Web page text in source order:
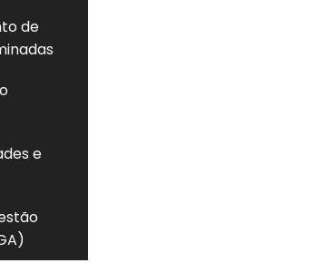
de
e
muitos casos, a atividade depende de
de laudo técnico e justificativa
e responsabilidades administrativas, além
controle de impactos e respeito às
para remoção de
dispondo Remoção de Arvore na Cidade
do segmento Ambiental fornecendo,